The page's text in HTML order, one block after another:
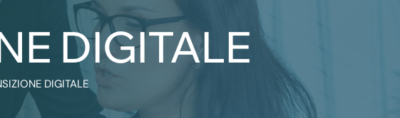
DIGITALE
DIGITALE